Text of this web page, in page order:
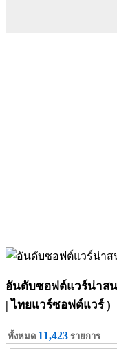
อันดับซอฟต์แวร์น่าสน
| ไทยแวร์ซอฟต์แวร์ )
ทั้งหมด 11,423 รายการ